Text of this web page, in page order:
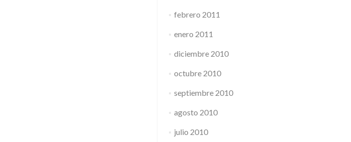
febrero 2011
enero 2011
diciembre 2010
octubre 2010
septiembre 2010
agosto 2010
julio 2010